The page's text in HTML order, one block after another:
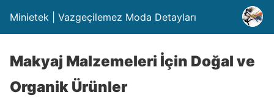
Minietek | Vazgeçilemez Moda Detayları
Makyaj Malzemeleri İçin Doğal ve
Organik Ürünler